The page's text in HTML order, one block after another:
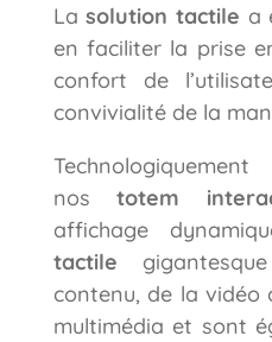
La solution tactile a
en faciliter la prise
confort de
convivialité de la
nos
totem
affichage
tactile
contenu, de la
multimédia et sont